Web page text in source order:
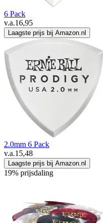
6 Pack
v.a.16,95
Laagste prijs bij Amazon.nl
2.0mm 6 Pack
v.a.15,48
Laagste prijs bij Amazon.nl
19% prijsdaling